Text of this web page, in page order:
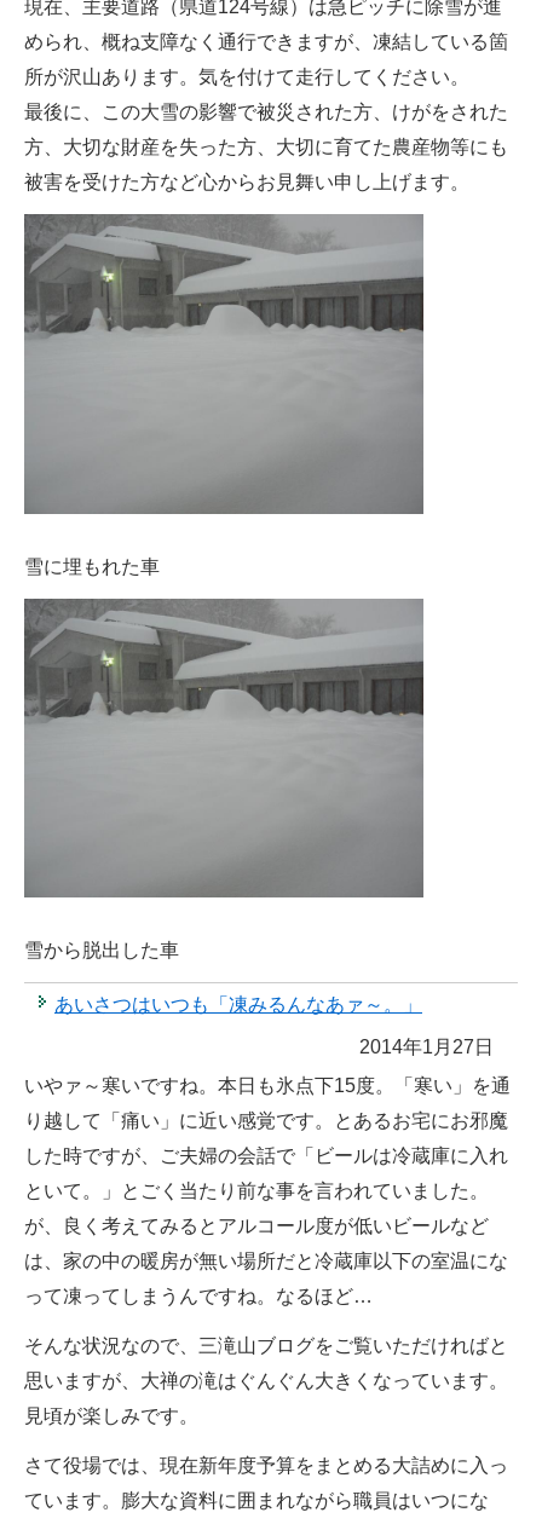
現在、主要道路（県道124号線）は急ピッチに除雪が進
められ、概ね支障なく通行できますが、凍結している箇
所が沢山あります。気を付けて走行してください。
最後に、この大雪の影響で被災された方、けがをされた
方、大切な財産を失った方、大切に育てた農産物等にも
被害を受けた方など心からお見舞い申し上げます。
雪に埋もれた車
雪から脱出した車
あいさつはいつも「凍みるんなあァ～。」
2014年1月27日
いやァ～寒いですね。本日も氷点下15度。「寒い」を通
り越して「痛い」に近い感覚です。とあるお宅にお邪魔
した時ですが、ご夫婦の会話で「ビールは冷蔵庫に入れ
といて。」とごく当たり前な事を言われていました。
が、良く考えてみるとアルコール度が低いビールなど
は、家の中の暖房が無い場所だと冷蔵庫以下の室温にな
って凍ってしまうんですね。なるほど…
そんな状況なので、三滝山ブログをご覧いただければと
思いますが、大禅の滝はぐんぐん大きくなっています。
見頃が楽しみです。
さて役場では、現在新年度予算をまとめる大詰めに入っ
ています。膨大な資料に囲まれながら職員はいつにな